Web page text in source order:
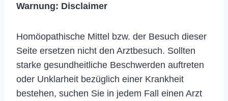
Warnung: Disclaimer
Homöopathische Mittel bzw. der Besuch dieser
Seite ersetzen nicht den Arztbesuch. Sollten
starke gesundheitliche Beschwerden auftreten
oder Unklarheit bezüglich einer Krankheit
bestehen, suchen Sie in jedem Fall einen Arzt